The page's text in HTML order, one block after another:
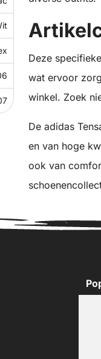
Deze
wat ervoor
winkel. Zoek
De adidas
en van hoge
ook van